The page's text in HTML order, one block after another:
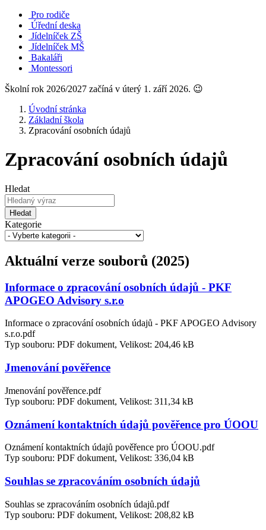
Pro rodiče
Úřední deska
Jídelníček ZŠ
Jídelníček MŠ
Bakaláři
Montessori
Školní rok 2026/2027 začíná v úterý 1. září 2026. 😉
Úvodní stránka
Základní škola
Zpracování osobních údajů
Zpracování osobních údajů
Hledat
Hledat
Kategorie
Aktuální verze souborů (2025)
Informace o zpracování osobních údajů - PKF
APOGEO Advisory s.r.o
Informace o zpracování osobních údajů - PKF APOGEO Advisory
s.r.o.pdf
Typ souboru: PDF dokument, Velikost: 204,46 kB
Jmenování pověřence
Jmenování pověřence.pdf
Typ souboru: PDF dokument, Velikost: 311,34 kB
Oznámení kontaktních údajů pověřence pro ÚOOU
Oznámení kontaktních údajů pověřence pro ÚOOU.pdf
Typ souboru: PDF dokument, Velikost: 336,04 kB
Souhlas se zpracováním osobních údajů
Souhlas se zpracováním osobních údajů.pdf
Typ souboru: PDF dokument, Velikost: 208,82 kB